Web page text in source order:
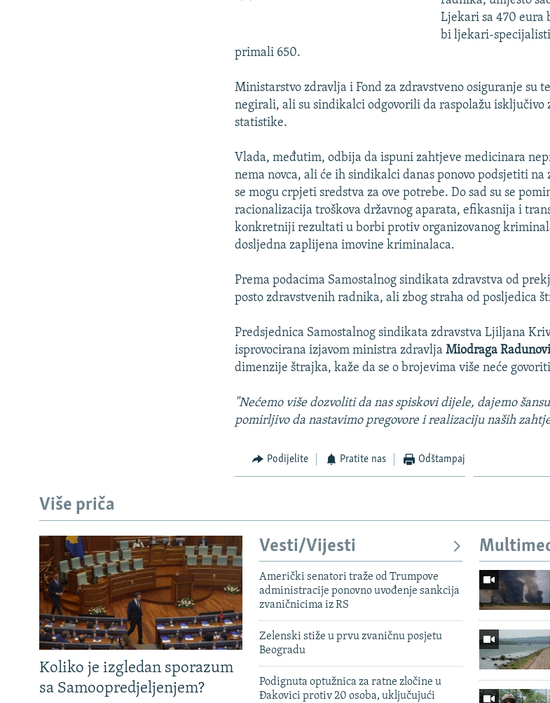
Ljekari sa 470 eura
bi ljekari-
primali 650.
Ministarstvo zdravlja i Fond za zdravstveno osiguranje su
negirali, ali su sindikalci odgovorili da raspolažu isključivo
statistike.
Vlada, međutim, odbija da ispuni zahtjeve medicinara
nema novca, ali će ih sindikalci danas ponovo podsjetiti
se mogu crpjeti sredstva za ove potrebe. Do sad su se
racionalizacija troškova državnog aparata, efikasnija i
konkretniji rezultati u borbi protiv organizovanog
dosljedna zaplijena imovine kriminalaca.
Prema podacima Samostalnog sindikata zdravstva od
posto zdravstvenih radnika, ali zbog straha od posljedica
Predsjednica Samostalnog sindikata zdravstva Ljiljana
isprovocirana izjavom ministra zdravlja Miodraga
dimenzije štrajka, kaže da se o brojevima više neće
"Nećemo više dozvoliti da nas spiskovi dijele, dajemo
pomirljivo da nastavimo pregovore i realizaciju naših
Podijelite Pratite nas Odštampaj
Više priča
Koliko je izgledan sporazum
sa Samoopredjeljenjem?
Vesti/Vijesti
Američki senatori traže od Trumpove
administracije ponovno uvođenje sankcija
zvaničnicima iz RS
Zelenski stiže u prvu zvaničnu posjetu
Beogradu
Podignuta optužnica za ratne zločine u
Đakovici protiv 20 osoba, uključujući